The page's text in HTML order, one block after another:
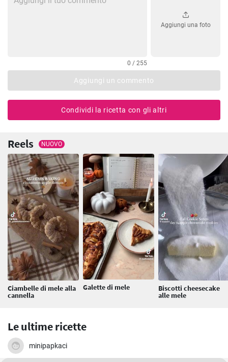
0 / 255
Aggiungi una foto
Aggiungi un commento
Condividi la ricetta con gli altri
Reels NUOVO
Ciambelle di mele alla
cannella
Galette di mele Biscotti cheesecake
alle mele
Le ultime ricette
minipapkaci